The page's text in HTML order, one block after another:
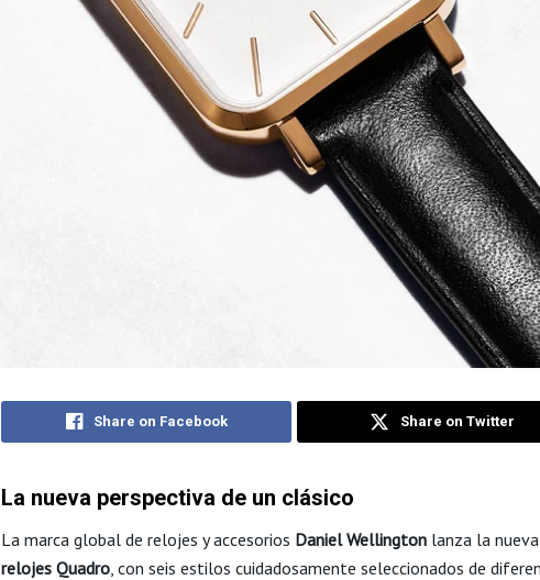
Share on Facebook Share on Twitter
La nueva perspectiva de un clásico
La marca global de relojes y accesorios Daniel Wellington lanza la
relojes Quadro , con seis estilos cuidadosamente seleccionados de